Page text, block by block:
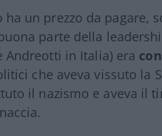
ha un prezzo da
parte della
Andreotti in Italia) era
che aveva vissuto la
il nazismo e aveva il